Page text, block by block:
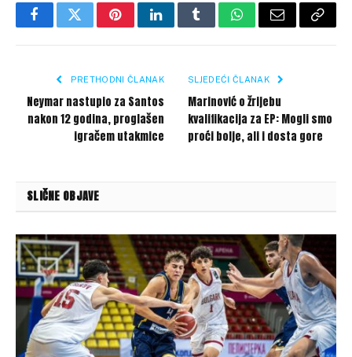
FacebookTwitterPinterestLinkedInTumblrWhatsApp
Email Copy
PRETHODNI ČLANAK
Neymar nastupio za Santos
nakon 12 godina, proglašen
igračem utakmice
SLJEDEĆI ČLANAK
Marinović o žrijebu
kvalifikacija za EP: Mogli smo
proći bolje, ali i dosta gore
SLIČNE OBJAVE